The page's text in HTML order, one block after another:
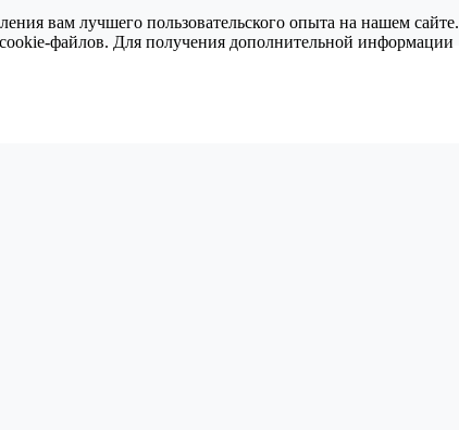
вам лучшего пользовательского опыта на нашем сайте.
файлов. Для получения дополнительной информации